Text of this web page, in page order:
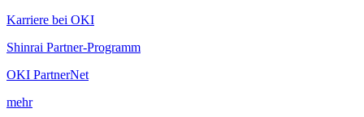
Karriere bei OKI
Shinrai Partner-Programm
OKI PartnerNet
mehr